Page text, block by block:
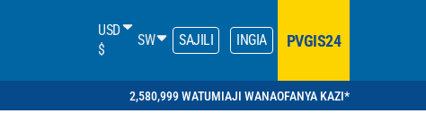
USD
$
SW SAJILI INGIA PVGIS24
2,580,999 WATUMIAJI WANAOFANYA KAZI*